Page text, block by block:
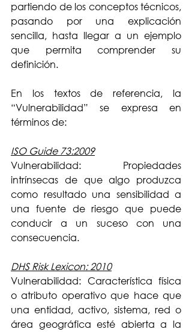
partiendo de los conceptos técnicos,
pasando por una explicación
sencilla, hasta llegar a un ejemplo
que permita comprender su
definición.
En los textos de referencia, la
“Vulnerabilidad” se expresa en
términos de:
ISO Guide 73:2009
Vulnerabilidad: Propiedades
intrínsecas de que algo produzca
como resultado una sensibilidad a
una fuente de riesgo que puede
conducir a un suceso con una
consecuencia.
DHS Risk Lexicon: 2010
Vulnerabilidad: Característica física
o atributo operativo que hace que
una entidad, activo, sistema, red o
área geográfica esté abierta a la